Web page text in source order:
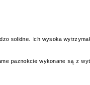
solidne. Ich wysoka
paznokcie wykonane są z